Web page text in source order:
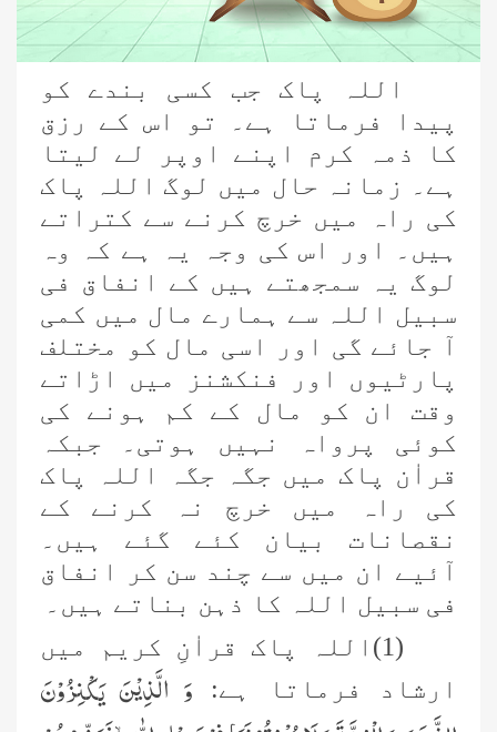
اللہ پاک جب کسی بندے کو
پیدا فرماتا ہے۔ تو اس کے رزق
کا ذمہ کرم اپنے اوپر لے لیتا
ہے۔ زمانہ حال میں لوگ اللہ پاک
کی راہ میں خرچ کرنے سے کتراتے
ہیں۔ اور اس کی وجہ یہ ہے کہ وہ
لوگ یہ سمجھتے ہیں کے انفاق فی
سبیل اللہ سے ہمارے مال میں کمی
آ جائے گی اور اسی مال کو مختلف
پارٹیوں اور فنکشنز میں اڑاتے
وقت ان کو مال کے کم ہونے کی
کوئی پرواہ نہیں ہوتی۔ جبکہ
قراٰن پاک میں جگہ جگہ اللہ پاک
کی راہ میں خرچ نہ کرنے کے
نقصانات بیان کئے گئے ہیں۔
آئیے ان میں سے چند سن کر انفاق
فی سبیل اللہ کا ذہن بناتے ہیں۔
(1)اللہ پاک قراٰنِ کریم میں
ارشاد فرماتا ہے: وَ الَّذِیْنَ یَكْنِزُوْنَ